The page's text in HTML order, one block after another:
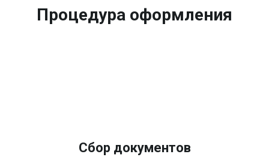
Процедура оформления
Сбор документов